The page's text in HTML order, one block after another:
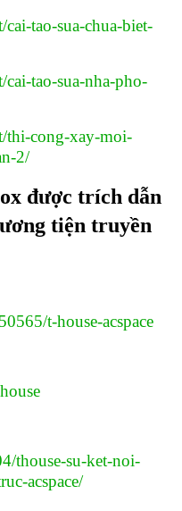
tao-sua-chua-biet-
tao-sua-nha-pho-
thi-cong-xay-moi-
2/
được trích dẫn
tiện truyền
t-house-acspace
thouse-su-ket-noi-
acspace/